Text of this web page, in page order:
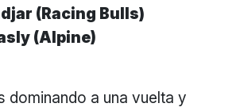
(Racing Bulls)
(Alpine)
dominando a una vuelta y